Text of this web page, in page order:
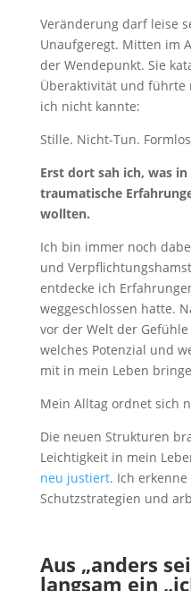
Veränderung darf leise
Unaufgeregt. Mitten im
der Wendepunkt. Sie
Überaktivität und führte
ich nicht kannte:
Stille. Nicht-Tun.
Erst dort sah ich, was
traumatische
wollten.
Ich bin immer noch
und
entdecke ich
weggeschlossen hatte.
vor der Welt der
welches Potenzial und
mit in mein Leben
Mein Alltag ordnet sich
Die neuen Strukturen
Leichtigkeit in mein
neu justiert. Ich
Schutzstrategien und
Aus „anders
langsam ein